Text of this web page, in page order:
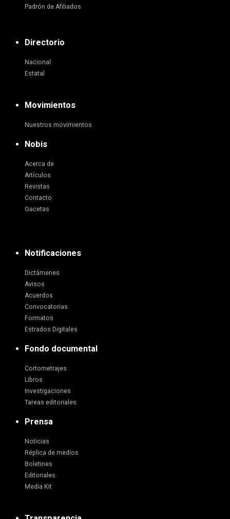
Padrón de Afiliados
Directorio
Nacional
Estatal
Movimientos
Nuestros movimientos
Nobis
Acerca de
Artículos
Revistas
Contacto
Gacetas
Notificaciones
Dictámenes
Avisos
Acuerdos
Convocatorias
Formatos
Estrados Digitales
Fondo documental
Cortometrajes
Libros
Investigaciones
Tareas editoriales
Prensa
Noticias
Réplica de medios
Boletines
Editoriales
Media Kit